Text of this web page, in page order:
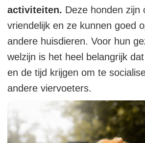
activiteiten. Deze honden zijn
vriendelijk en ze kunnen goed
andere huisdieren. Voor hun
welzijn is het heel belangrijk
en de tijd krijgen om te
andere viervoeters.